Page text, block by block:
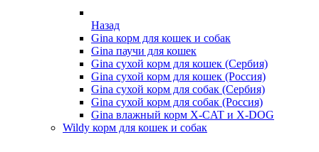
Назад
Gina корм для кошек и собак
Gina паучи для кошек
Gina сухой корм для кошек (Сербия)
Gina сухой корм для кошек (Россия)
Gina сухой корм для собак (Сербия)
Gina сухой корм для собак (Россия)
Gina влажный корм X-CAT и X-DOG
Wildy корм для кошек и собак